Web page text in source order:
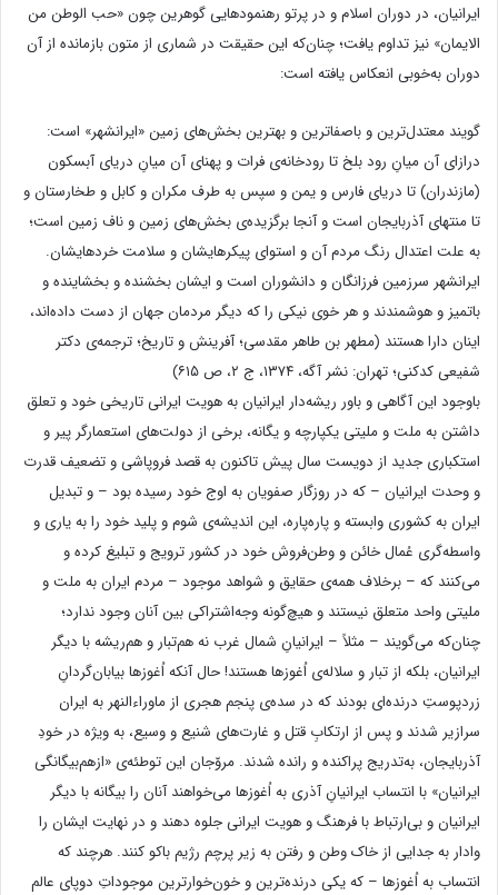
ایرانیان، در دوران اسلام و در پرتو رهنمودهایی گوهرین چون «حب الوطن من
الایمان» نیز تداوم یافت؛ چنان‌که این حقیقت در شماری از متون بازمانده از آن
دوران به‌خوبی انعکاس یافته است:
گویند معتدل‌ترین و باصفاترین و بهترین بخش‌های زمین «ایرانشهر» است:
درازای آن میانِ رود بلخ تا رودخانه‌ی فرات و پهنای آن میانِ دریای آبسکون
(مازندران) تا دریای فارس و یمن و سپس به طرف مکران و کابل و طخارستان و
تا منتهای آذربایجان است و آنجا برگزیده‌ی بخش‌های زمین و ناف زمین است؛
به علت اعتدال رنگ مردم آن و استوای پیکرهایشان و سلامت خردهایشان.
ایرانشهر سرزمین فرزانگان و دانشوران است و ایشان بخشنده و بخشاینده و
باتمیز و هوشمندند و هر خوی نیکی را که دیگر مردمان جهان از دست داده‌اند،
اینان دارا هستند (مطهر بن طاهر مقدسی؛ آفرینش و تاریخ؛ ترجمه‌ی دکتر
شفیعی کدکنی؛ تهران: نشر آگه، ۱۳۷۴، ج ۲، ص ۶۱۵)
باوجود این آگاهی و باور ریشه‌دار ایرانیان به هویت ایرانی تاریخی خود و تعلق
داشتن به ملت و ملیتی یکپارچه و یگانه، برخی از دولت‌های استعمارگر پیر و
استکباری جدید از دویست سال پیش تاکنون به قصد فروپاشی و تضعیف قدرت
و وحدت ایرانیان – که در روزگار صفویان به اوج خود رسیده بود – و تبدیل
ایران به کشوری وابسته و پاره‌پاره، این اندیشه‌ی شوم و پلید خود را به یاری و
واسطه‌گری عُمال خائن و وطن‌فروش خود در کشور ترویج و تبلیغ کرده و
می‌کنند که – برخلاف همه‌ی حقایق و شواهد موجود – مردم ایران به ملت و
ملیتی واحد متعلق نیستند و هیچ‌گونه وجه‌اشتراکی بین آنان وجود ندارد؛
چنان‌که می‌گویند – مثلاً – ایرانیانِ شمال غرب نه هم‌تبار و هم‌ریشه با دیگر
ایرانیان، بلکه از تبار و سلاله‌ی اُغوزها هستند! حال آنکه اُغوزها بیابان‌گردانِ
زردپوستِ درنده‌ای بودند که در سده‌ی پنجم هجری از ماوراءالنهر به ایران
سرازیر شدند و پس از ارتکابِ قتل و غارت‌‌های شنیع و وسیع، به ویژه در خودِ
آذربایجان، به‌تدریج پراکنده و رانده شدند. مروّجان این توطئه‌ی «ازهم‌بیگانگی
ایرانیان» با انتساب ایرانیانِ آذری به اُغوزها می‌خواهند آنان را بیگانه با دیگر
ایرانیان و بی‌ارتباط با فرهنگ و هویت ایرانی جلوه دهند و در نهایت ایشان را
وادار به جدایی از خاک وطن و رفتن به زیر پرچم رژیم باکو کنند. هرچند که
انتساب به اُغوزها – که یکی درنده‌ترین و خون‌خوارترین موجوداتِ دوپای عالم